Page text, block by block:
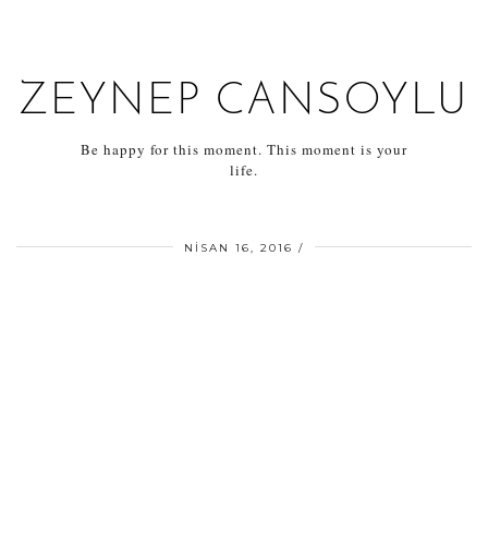
ZEYNEP CANSOYLU
Be happy for this moment. This moment is your
life.
NISAN 16, 2016